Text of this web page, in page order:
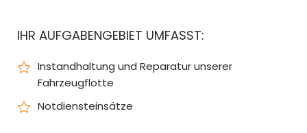
IHR AUFGABENGEBIET UMFASST:
Instandhaltung und Reparatur unserer
Fahrzeugflotte
Notdiensteinsätze